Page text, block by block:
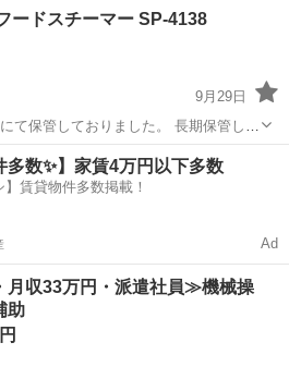
キッチン家電
ードスチーマー SP-4138
9月29日
て保管しておりました。 長期保管して
ざいます。 通電確認済み。
キッチン家電 スチーマー
多数✨】家賃4万円以下多数
】賃貸物件多数掲載！
Ad
収33万円・派遣社員≫機械操
助